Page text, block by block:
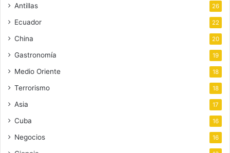
Antillas 26
Ecuador 22
China 20
Gastronomía 19
Medio Oriente 18
Terrorismo 18
Asia 17
Cuba 16
Negocios 16